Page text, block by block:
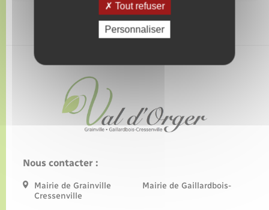
Nous contacter :
Mairie de Grainville Mairie de Gaillardbois-
Cressenville
Tout refuser
Personnaliser